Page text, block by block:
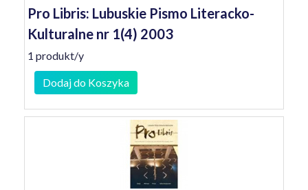
Pro Libris: Lubuskie Pismo Literacko-
Kulturalne nr 1(4) 2003
1 produkt/y
Dodaj do Koszyka